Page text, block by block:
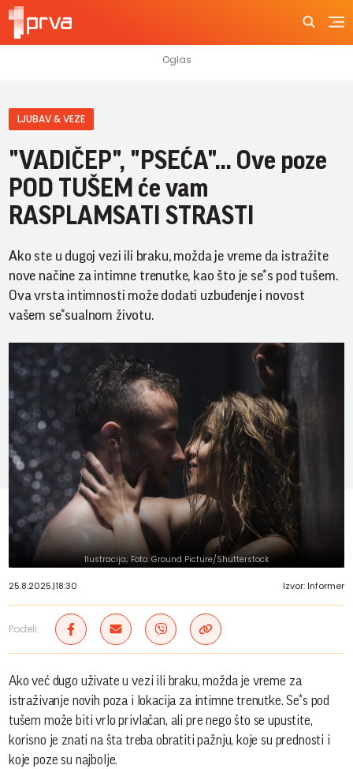
LJUBAV & VEZE
"VADIČEP", "PSEĆA"... Ove poze
POD TUŠEM će vam
RASPLAMSATI STRASTI
Ako ste u dugoj vezi ili braku, možda je vreme da istražite
nove načine za intimne trenutke, kao što je se*s pod tušem.
Ova vrsta intimnosti može dodati uzbuđenje i novost
vašem se*sualnom životu.
Ilustracija; Foto: Ground Picture/Shutterstock
25.8.2025.|18:30 Izvor: Informer
Podeli:
Ako već dugo uživate u vezi ili braku, možda je vreme za
istraživanje novih poza i lokacija za intimne trenutke. Se*s pod
tušem može biti vrlo privlačan, ali pre nego što se upustite,
korisno je znati na šta treba obratiti pažnju, koje su prednosti i
koje poze su najbolje.